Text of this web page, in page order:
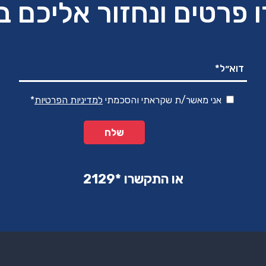
פרטים ונחזור
אני מאשר/ת שקראתי והסכמתי למדיניות הפרטיות*
או התקשרו ‏*2129‏